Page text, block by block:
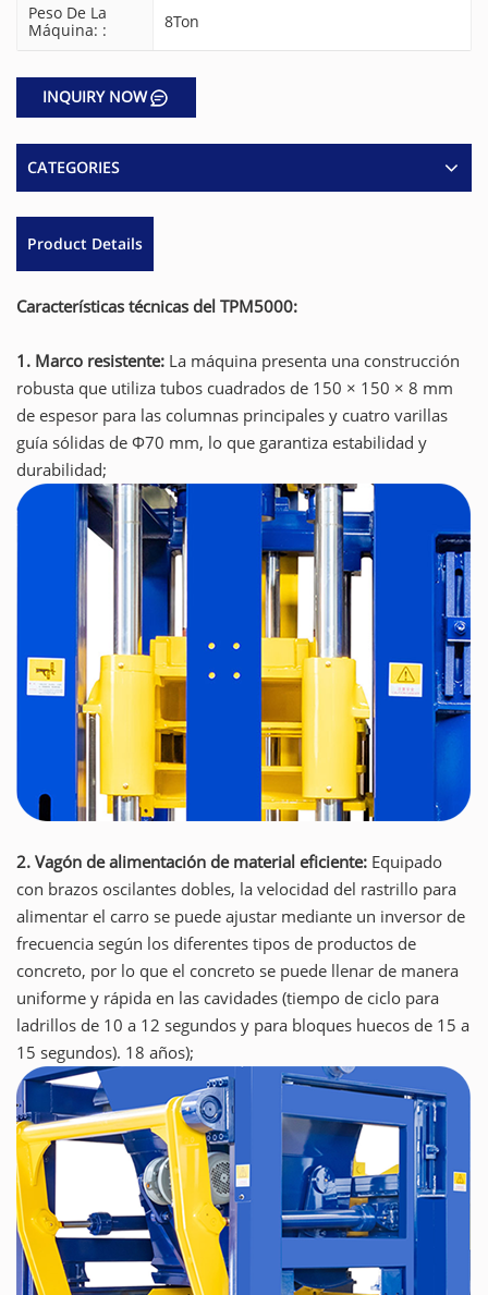
Peso De La
Máquina: :
8Ton
INQUIRY NOW
CATEGORIES
Product Details
Características técnicas del TPM5000:
1. Marco resistente: La máquina presenta una construcción
robusta que utiliza tubos cuadrados de 150 × 150 × 8 mm
de espesor para las columnas principales y cuatro varillas
guía sólidas de Φ70 mm, lo que garantiza estabilidad y
durabilidad;
2. Vagón de alimentación de material eficiente: Equipado
con brazos oscilantes dobles, la velocidad del rastrillo para
alimentar el carro se puede ajustar mediante un inversor de
frecuencia según los diferentes tipos de productos de
concreto, por lo que el concreto se puede llenar de manera
uniforme y rápida en las cavidades (tiempo de ciclo para
ladrillos de 10 a 12 segundos y para bloques huecos de 15 a
15 segundos). 18 años);